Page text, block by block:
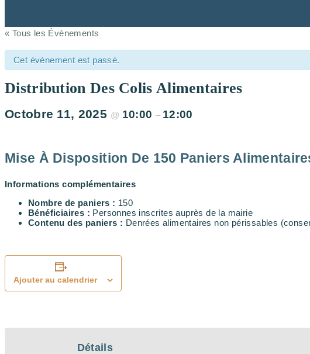
« Tous les Évènements
Cet évènement est passé.
Distribution Des Colis Alimentaires
Octobre 11, 2025 @ 10:00 – 12:00
Mise À Disposition De 150 Paniers
Informations complémentaires
Nombre de paniers : 150
Bénéficiaires : Personnes inscrites auprès de la mairie
Contenu des paniers : Denrées alimentaires non périssables
Ajouter au calendrier
Détails